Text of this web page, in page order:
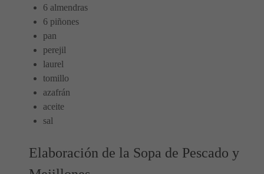
6 almendras
6 piñones
pan
perejil
laurel
tomillo
azafrán
aceite
sal
Elaboración de la Sopa de Pescado y